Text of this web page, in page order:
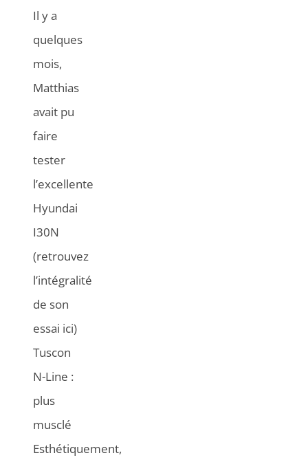
Il y a
quelques
mois,
Matthias
avait pu
faire
tester
l’excellente
Hyundai
I30N
(retrouvez
l’intégralité
de son
essai ici)
Tuscon
N-Line :
plus
musclé
Esthétiquement,